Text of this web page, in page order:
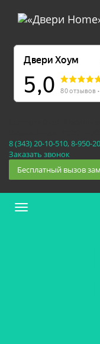
8 (343) 20-10-510, 8-950-
Заказать звонок
Бесплатный вызов
Меню